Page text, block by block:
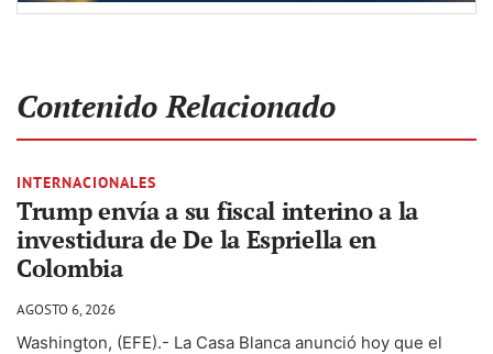
Contenido Relacionado
INTERNACIONALES
Trump envía a su fiscal interino a la
investidura de De la Espriella en
Colombia
AGOSTO 6, 2026
Washington, (EFE).- La Casa Blanca anunció hoy que el